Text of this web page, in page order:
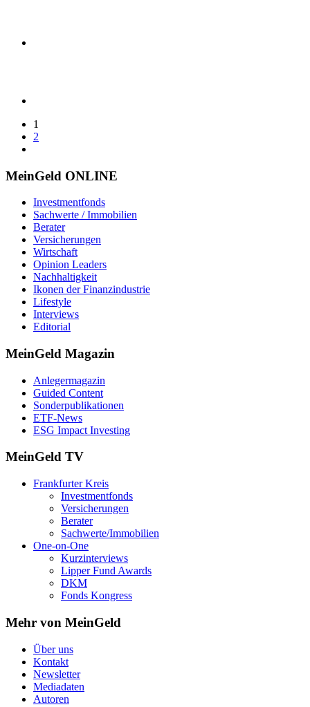
1
2
MeinGeld ONLINE
Investmentfonds
Sachwerte / Immobilien
Berater
Versicherungen
Wirtschaft
Opinion Leaders
Nachhaltigkeit
Ikonen der Finanzindustrie
Lifestyle
Interviews
Editorial
MeinGeld Magazin
Anlegermagazin
Guided Content
Sonderpublikationen
ETF-News
ESG Impact Investing
MeinGeld TV
Frankfurter Kreis
Investmentfonds
Versicherungen
Berater
Sachwerte/Immobilien
One-on-One
Kurzinterviews
Lipper Fund Awards
DKM
Fonds Kongress
Mehr von MeinGeld
Über uns
Kontakt
Newsletter
Mediadaten
Autoren